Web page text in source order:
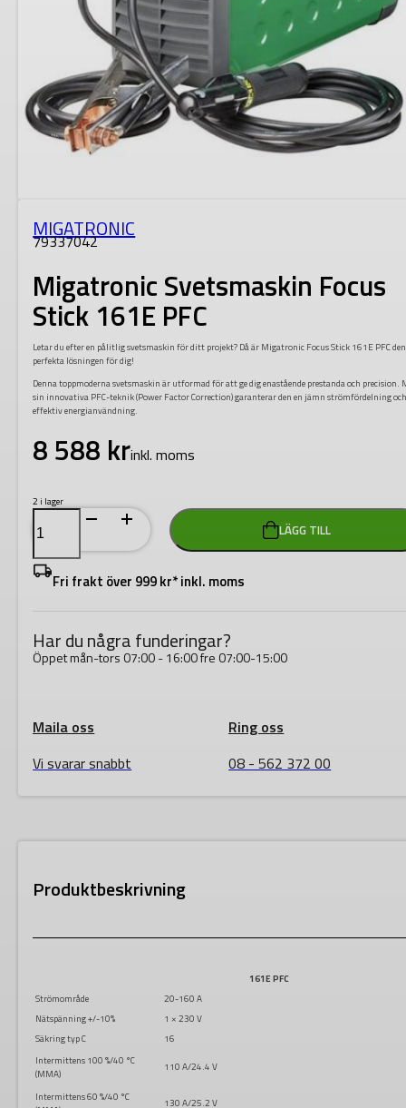
MIGATRONIC
79337042
Migatronic Svetsmaskin Focus
Stick 161E PFC
Letar du efter en pålitlig svetsmaskin för ditt projekt? Då är Migatronic Focus Stick 161E PFC den
perfekta lösningen för dig!
Denna toppmoderna svetsmaskin är utformad för att ge dig enastående prestanda och precision.
sin innovativa PFC-teknik (Power Factor Correction) garanterar den en jämn strömfördelning
effektiv energianvändning.
8 588 krinkl. moms
2 i lager
Migatronic
Svetsmaskin
Focus
Stick
161E
PFC
LÄGG TILL
Fri frakt över 999 kr* inkl. moms
Har du några funderingar?
Öppet mån-tors 07:00 - 16:00 fre 07:00-15:00
Maila oss
Vi svarar snabbt
Ring oss
08 - 562 372 00
Produktbeskrivning
161E PFC
Strömområde
20-160 A
Nätspänning +/-10%
1 × 230 V
Säkring typ C
16
Intermittens 100 %/40 °C
(MMA)
110 A/24.4 V
Intermittens 60 %/40 °C
130 A/25.2 V